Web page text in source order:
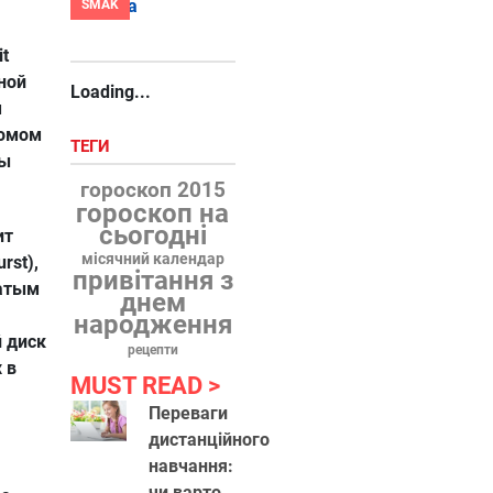
в
SMAK
Loading...
ТЕГИ
гороскоп 2015
гороскоп на
сьогодні
місячний календар
привітання з
днем
народження
рецепти
MUST READ
Переваги
дистанційного
навчання: